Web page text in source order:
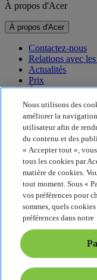
À propos d'Acer
À propos d'Acer
Contactez-nous
Relations avec
Actualités
Prix
Événements
Développement durable
Développement durable
Responsabilité
Empreinte
Project Humanity
Earthion
Politique de
Politique en matière de
Mentions légales
Informations légales
Politique en matière
Paramètres des cookies
France - Français
Nous utilisons des
améliorer la
utilisateur afin de
du contenu et des
« Accepter tout »,
tous les cookies par
matière de cookies.
tout moment. Sous «
vos préférences pour
sommes, quels
préférences dans notre